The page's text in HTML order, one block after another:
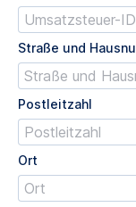
Straße und
Postleitzahl
Ort